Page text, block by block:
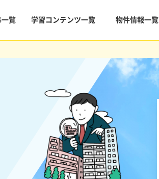
覧 学習コンテンツ一覧 物件情報一覧